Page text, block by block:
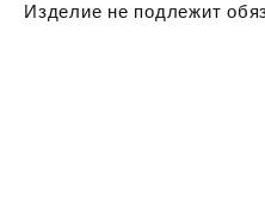
Изделие не подлежит